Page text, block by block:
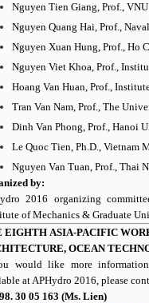
Nguyen Tien Giang, Prof.,
Nguyen Quang Hai, Prof.,
Nguyen Xuan Hung, Prof., Ho
Nguyen Viet Khoa, Prof.,
Hoang Van Huan, Prof.,
Tran Van Nam, Prof., The
Dinh Van Phong, Prof., Hanoi
Le Quoc Tien, Ph.D., Vietnam
Nguyen Van Tuan, Prof., Thai
by:
2016 organizing
of Mechanics & Graduate
EIGHTH ASIA-PACIFIC
OCEAN
would like more
at APHydro 2016, please
30 05 163 (Ms. Lien)